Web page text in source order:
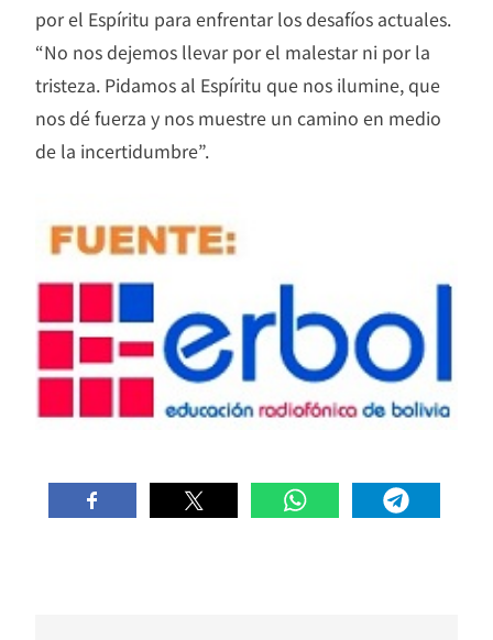
por el Espíritu para enfrentar los desafíos actuales.
“No nos dejemos llevar por el malestar ni por la
tristeza. Pidamos al Espíritu que nos ilumine, que
nos dé fuerza y nos muestre un camino en medio
de la incertidumbre”.